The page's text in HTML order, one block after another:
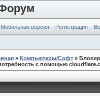
Мобильная версия Регистрация
» Компьютеры/Софт »
с помощью